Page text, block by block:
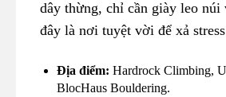
dây thừng, chỉ cần giày leo núi
đây là nơi tuyệt vời để xả
Địa điểm: Hardrock Climbing,
BlocHaus Bouldering.